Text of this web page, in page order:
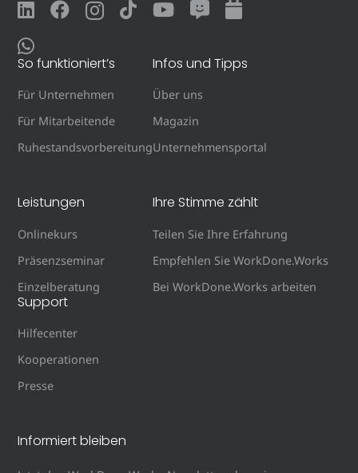
So funktioniert’s
Für Unternehmen
Für Mitarbeitende
Ruhestandsvorbereitung
Leistungen
Onlinekurs
Präsenzseminar
Einzelberatung
Infos und Tipps
Über uns
Magazin
Unternehmensportal
Ihre Stimme zählt
Teilen Sie Ihre Erfahrung
Empfehlen Sie WorkDone.Works
Bei WorkDone.Works arbeiten
Support
Hilfecenter
Kooperationen
Presse
Informiert bleiben